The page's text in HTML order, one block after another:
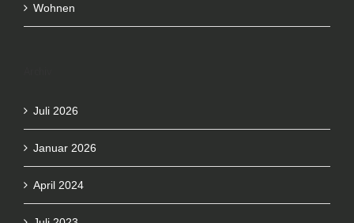
Wohnen
Juli 2026
Januar 2026
April 2024